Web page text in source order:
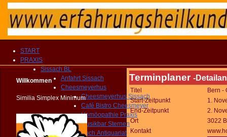
START
PRAXIS
Sissach BL
Anfahrt Sissach
Cheesmeyerhus
Cheesmeyerhus Sissach
Café Bistro Cheesmeyer
Homöopathie Praxis
Musikbar Sternen
Buch Antiquariat
Willkommen
Similia Simplex Minimum
Terminplaner -
Titel
Bern -
Start-Zeitpunkt
1.
End-Zeitpunkt
2.
Ort
3022
Kontakt